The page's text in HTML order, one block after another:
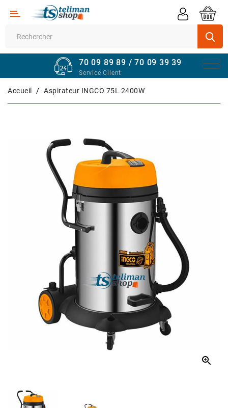
Catégorie
Quincaillerie
Électroménager
Electronique
Bébé
70 09 89 89 / 70 09 39 39
Service Client
Accueil Aspirateur INGCO 75L 2400W
